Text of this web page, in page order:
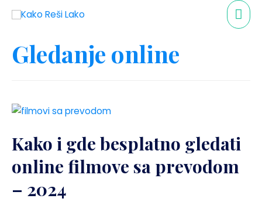
Gledanje online
Kako i gde besplatno gledati
online filmove sa prevodom
– 2024